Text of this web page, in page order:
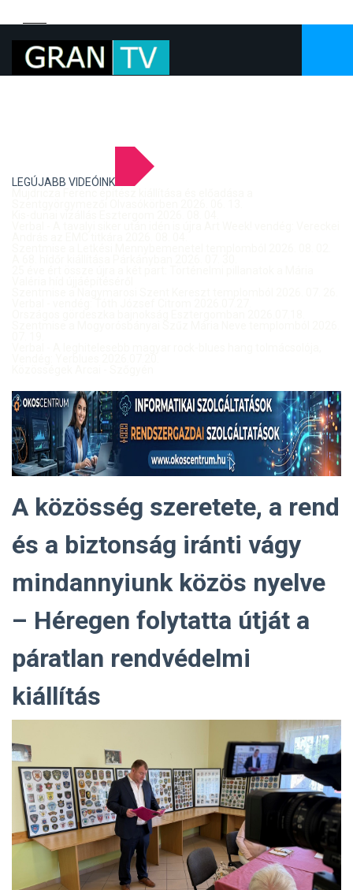
LEGÚJABB VIDEÓINK
A közösség szeretete, a rend
és a biztonság iránti vágy
mindannyiunk közös nyelve
– Héregen folytatta útját a
páratlan rendvédelmi
kiállítás